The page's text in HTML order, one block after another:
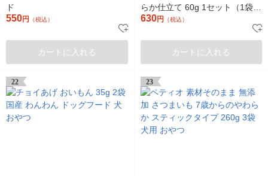
ド
550円 （税込）
カートに入れる
らか仕立て 60g 1セット（1袋
×3）犬用 おやつ
630円 （税込）
カートに入れる
22 23